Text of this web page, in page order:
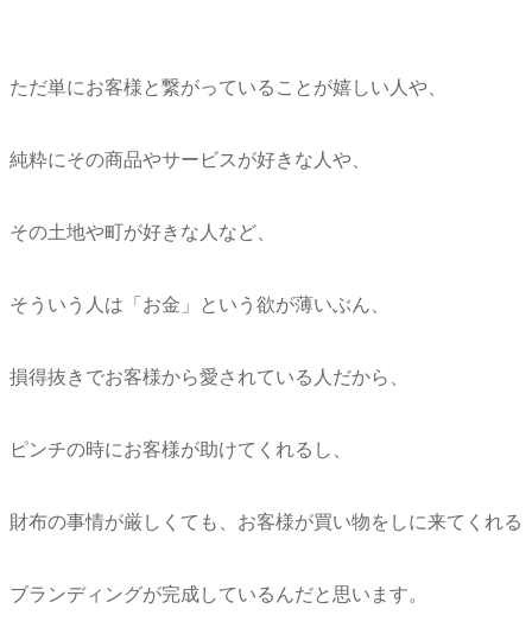
ただ単にお客様と繋がっていることが嬉しい人や、
純粋にその商品やサービスが好きな人や、
その土地や町が好きな人など、
そういう人は「お金」という欲が薄いぶん、
損得抜きでお客様から愛されている人だから、
ピンチの時にお客様が助けてくれるし、
財布の事情が厳しくても、お客様が買い物をしに来てくれる
ブランディングが完成しているんだと思います。